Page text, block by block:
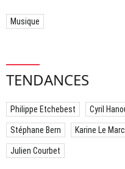
Musique
TENDANCES
Philippe Etchebest Cyril
Stéphane Bern Karine Le
Julien Courbet